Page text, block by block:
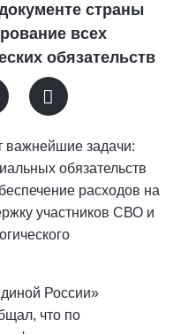
страны
всех
обязательств
задачи:
обязательств
расходов на
участников СВО и
России»
что по